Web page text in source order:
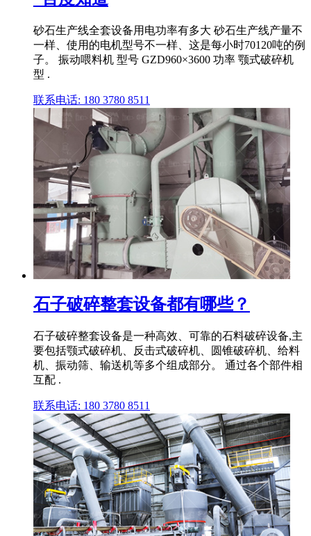
砂石生产线全套设备用电功率有多大 砂石生产线产量不
一样、使用的电机型号不一样、这是每小时70120吨的例
子。 振动喂料机 型号 GZD960×3600 功率 颚式破碎机
型 .
联系电话: 180 3780 8511
石子破碎整套设备都有哪些？
石子破碎整套设备是一种高效、可靠的石料破碎设备,主
要包括颚式破碎机、反击式破碎机、圆锥破碎机、给料
机、振动筛、输送机等多个组成部分。 通过各个部件相
互配 .
联系电话: 180 3780 8511